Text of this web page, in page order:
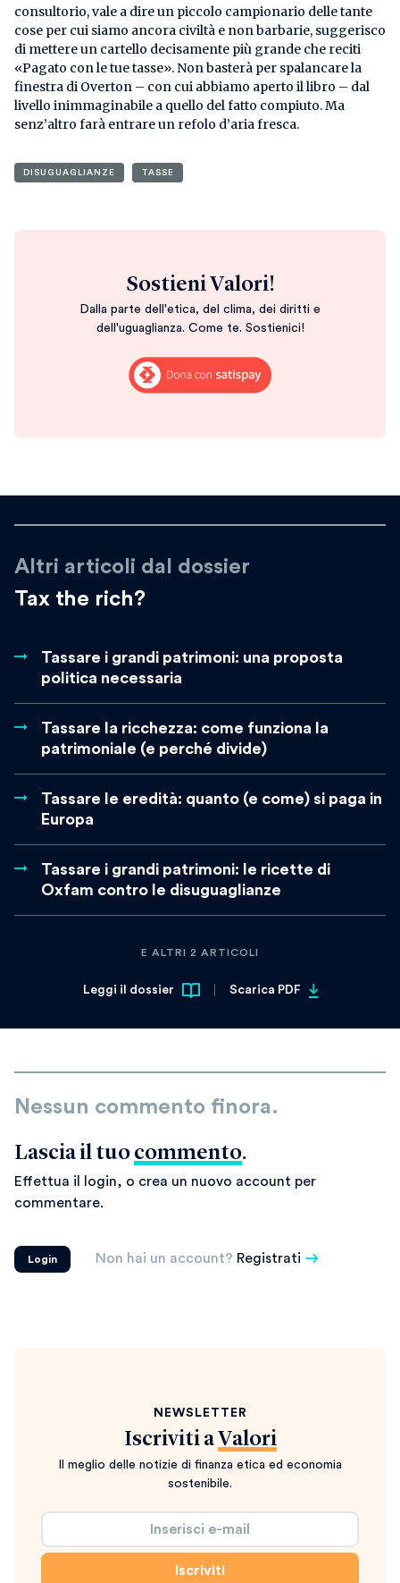
consultorio, vale a dire un piccolo campionario delle tante
cose per cui siamo ancora civiltà e non barbarie, suggerisco
di mettere un cartello decisamente più grande che reciti
«Pagato con le tue tasse». Non basterà per spalancare la
finestra di Overton – con cui abbiamo aperto il libro – dal
livello inimmaginabile a quello del fatto compiuto. Ma
senz’altro farà entrare un refolo d’aria fresca.
DISUGUAGLIANZE TASSE
Sostieni Valori!
Dalla parte dell'etica, del clima, dei diritti e
dell'uguaglianza. Come te. Sostienici!
Altri articoli dal dossier
Tax the rich?
Tassare i grandi patrimoni: una proposta
politica necessaria
Tassare la ricchezza: come funziona la
patrimoniale (e perché divide)
Tassare le eredità: quanto (e come) si paga in
Europa
Tassare i grandi patrimoni: le ricette di
Oxfam contro le disuguaglianze
E ALTRI 2 ARTICOLI
Leggi il dossier Scarica PDF
Nessun commento finora.
Lascia il tuo commento.
Effettua il login, o crea un nuovo account per
commentare.
Login Non hai un account? Registrati
NEWSLETTER
Iscriviti a Valori
Il meglio delle notizie di finanza etica ed economia
sostenibile.